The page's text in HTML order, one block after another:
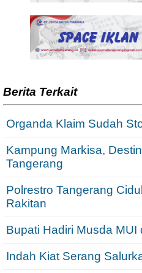
Berita Terkait
Organda Klaim Sudah
Kampung Markisa,
Tangerang
Polrestro Tangerang
Rakitan
Bupati Hadiri Musda
Indah Kiat Serang